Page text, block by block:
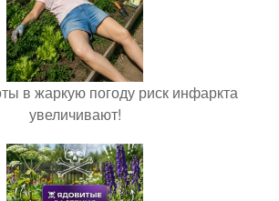
в жаркую погоду риск инфаркта
увеличивают!